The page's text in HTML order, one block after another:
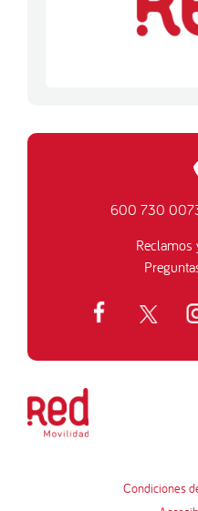
600 730
Reclamos
Condiciones